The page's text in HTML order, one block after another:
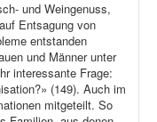
und Weingenuss,
Entsagung von
entstanden
und Männer unter
interessante Frage:
(149). Auch im
mitgeteilt. So